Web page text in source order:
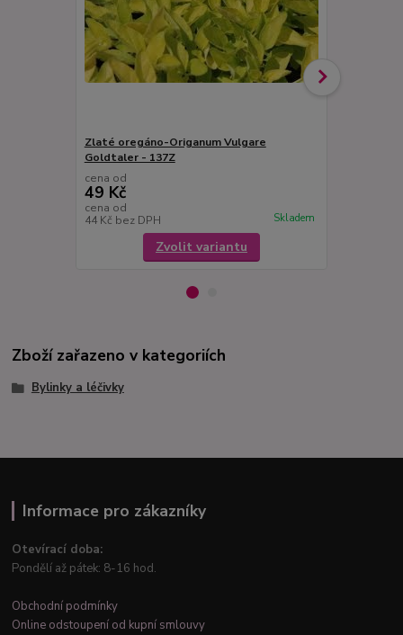
Zlaté oregáno-Origanum Vulgare
Goldtaler - 137Z
cena od
49 Kč
cena od
44 Kč bez DPH Skladem
Zvolit variantu
Zboží zařazeno v kategoriích
Bylinky a léčivky
Informace pro zákazníky
Otevírací doba:
Pondělí až pátek: 8-16 hod.
Obchodní podmínky
Online odstoupení od kupní smlouvy